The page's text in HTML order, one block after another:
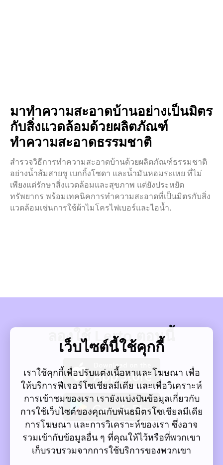
มาทำความสะอาดบ้านอย่างเป็นมิตร
กับสิ่งแวดล้อมด้วยผลิตภัณฑ์
ทำความสะอาดธรรมชาติ
สำรวจวิธีการทำความสะอาดบ้านด้วยผลิตภัณฑ์ธรรมชาติ
อย่างน้ำส้มสายชู เบกกิ้งโซดา และน้ำมันหอมระเหย ที่ไม่
เพียงแต่รักษาสิ่งแวดล้อมและสุขภาพ แต่ยังประหยัด
ทรัพยากร พร้อมเทคนิคการทำความสะอาดที่เป็นมิตรกับสิ่ง
แวดล้อมเช่นการใช้ผ้าไมโครไฟเบอร์และไอน้ำ.
ลองใช้ Lerto ตอนนี้
เว็บไซต์นี้ใช้คุกกี้
เราใช้คุกกี้เพื่อปรับแต่งเนื้อหาและโฆษณา เพื่อ
ให้บริการฟีเจอร์โซเชียลมีเดีย และเพื่อวิเคราะห์
การเข้าชมของเรา เรายังแบ่งปันข้อมูลเกี่ยวกับ
การใช้เว็บไซต์ของคุณกับพันธมิตรโซเชียลมีเดีย
การโฆษณา และการวิเคราะห์ของเรา ซึ่งอาจ
รวมเข้ากับข้อมูลอื่น ๆ ที่คุณให้ไว้หรือที่พวกเขา
เก็บรวบรวมจากการใช้บริการของพวกเขา